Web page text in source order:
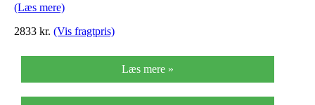
(Læs mere)
2833 kr. (Vis fragtpris)
Læs mere »